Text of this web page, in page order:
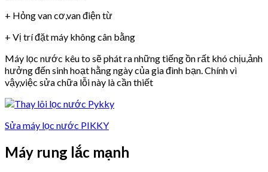
+ Hỏng van cơ,van điện từ
+ Vị trí đặt máy không cân bằng
Máy lọc nước kêu to sẽ phát ra những tiếng ồn rất khó chịu,ảnh
hưởng đến sinh hoạt hằng ngày của gia đình bạn. Chính vì
vậy,việc sửa chữa lỗi này là cần thiết
Sửa máy lọc nước PIKKY
Máy rung lắc mạnh